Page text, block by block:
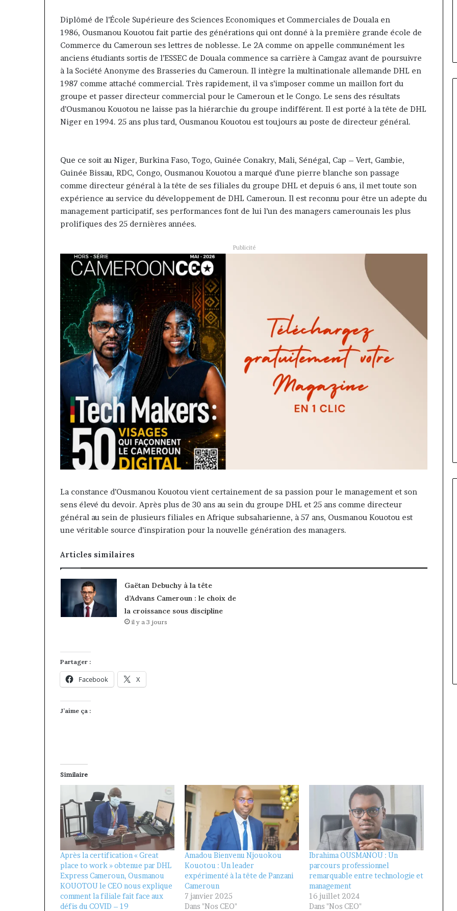
Diplômé de l’École Supérieure des Sciences Economiques et Commerciales de Douala en
1986, Ousmanou Kouotou fait partie des générations qui ont donné à la première grande école de
Commerce du Cameroun ses lettres de noblesse. Le 2A comme on appelle communément les
anciens étudiants sortis de l’ESSEC de Douala commence sa carrière à Camgaz avant de poursuivre
à la Société Anonyme des Brasseries du Cameroun. Il intègre la multinationale allemande DHL en
1987 comme attaché commercial. Très rapidement, il va s’imposer comme un maillon fort du
groupe et passer directeur commercial pour le Cameroun et le Congo. Le sens des résultats
d’Ousmanou Kouotou ne laisse pas la hiérarchie du groupe indifférent. Il est porté à la tête de DHL
Niger en 1994. 25 ans plus tard, Ousmanou Kouotou est toujours au poste de directeur général.
Que ce soit au Niger, Burkina Faso, Togo, Guinée Conakry, Mali, Sénégal, Cap – Vert, Gambie,
Guinée Bissau, RDC, Congo, Ousmanou Kouotou a marqué d’une pierre blanche son passage
comme directeur général à la tête de ses filiales du groupe DHL et depuis 6 ans, il met toute son
expérience au service du développement de DHL Cameroun. Il est reconnu pour être un adepte du
management participatif, ses performances font de lui l’un des managers camerounais les plus
prolifiques des 25 dernières années.
Publicité
La constance d’Ousmanou Kouotou vient certainement de sa passion pour le management et son
sens élevé du devoir. Après plus de 30 ans au sein du groupe DHL et 25 ans comme directeur
général au sein de plusieurs filiales en Afrique subsaharienne, à 57 ans, Ousmanou Kouotou est
une véritable source d’inspiration pour la nouvelle génération des managers.
Articles similaires
Gaëtan Debuchy à la tête
d’Advans Cameroun : le choix de
la croissance sous discipline
il y a 3 jours
Partager :
Facebook X
J’aime ça :
Similaire
Après la certification « Great
place to work » obtenue par DHL
Express Cameroun, Ousmanou
KOUOTOU le CEO nous explique
comment la filiale fait face aux
défis du COVID – 19
Amadou Bienvenu Njouokou
Kouotou : Un leader
expérimenté à la tête de Panzani
Cameroun
7 janvier 2025
Dans "Nos CEO"
Ibrahima OUSMANOU : Un
parcours professionnel
remarquable entre technologie et
management
16 juillet 2024
Dans "Nos CEO"
samir Bouzidi se confie sur
jesuisaucameroun com
présidence
du
conseil,
Jean-
Emmanuel
vice-
président
du conseil, Jean-Emmanuel
Pondi nommé vice-président
le
choix
de
la
croissance
d’Advans Cameroun : le choix
de la croissance sous discipline